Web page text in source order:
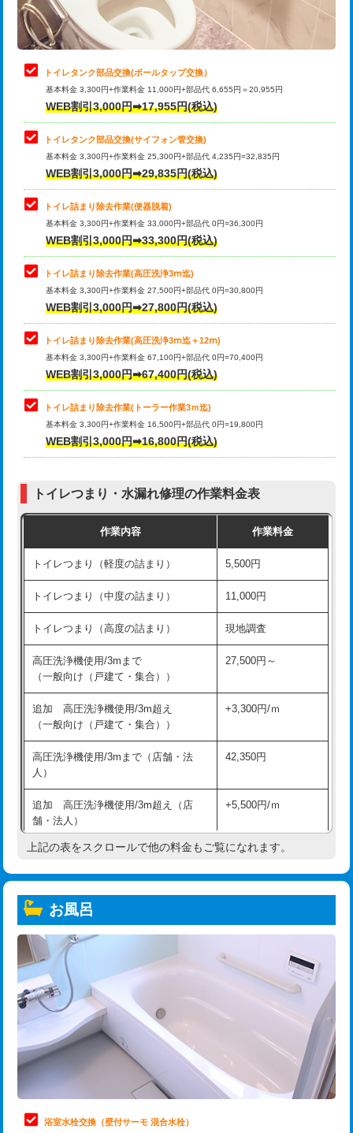
トイレタンク部品交換(ボールタップ交換）
基本料金 3,300円+作業料金 11,000円+部品代 6,655円＝20,955円
WEB割引3,000円➡17,955円(税込)
トイレタンク部品交換(サイフォン管交換)
基本料金 3,300円+作業料金 25,300円+部品代 4,235円=32,835円
WEB割引3,000円➡29,835円(税込)
トイレ詰まり除去作業(便器脱着)
基本料金 3,300円+作業料金 33,000円+部品代 0円=36,300円
WEB割引3,000円➡33,300円(税込)
トイレ詰まり除去作業(高圧洗浄3ⅿ迄)
基本料金 3,300円+作業料金 27,500円+部品代 0円=30,800円
WEB割引3,000円➡27,800円(税込)
トイレ詰まり除去作業(高圧洗浄3ⅿ迄＋12ⅿ)
基本料金 3,300円+作業料金 67,100円+部品代 0円=70,400円
WEB割引3,000円➡67,400円(税込)
トイレ詰まり除去作業(トーラー作業3ｍ迄)
基本料金 3,300円+作業料金 16,500円+部品代 0円=19,800円
WEB割引3,000円➡16,800円(税込)
トイレつまり・水漏れ修理の作業料金表
作業内容 作業料金
トイレつまり（軽度の詰まり） 5,500円
トイレつまり（中度の詰まり） 11,000円
トイレつまり（高度の詰まり） 現地調査
高圧洗浄機使用/3mまで
（一般向け（戸建て・集合））
27,500円～
追加 高圧洗浄機使用/3m超え
（一般向け（戸建て・集合））
+3,300円/ｍ
高圧洗浄機使用/3mまで（店舗・法
人）
42,350円
追加 高圧洗浄機使用/3m超え（店
舗・法人）
+5,500円/ｍ
高度高圧洗浄換 現地調査
トーラー機使用/3mまで
追加トーラー機使用/3m超え
カメラ調査 33,000円
桝清掃 8,800円
止水・漏水調査・防水処理・清掃・修
理・調整・分解・加工など（軽作業）
止水・漏水調査・防水処理・清掃・修
理・調整・分解・加工など（中作業）
22,000円
上記の表をスクロールで他の料金もご覧になれます。
お風呂
浴室水栓交換（壁付サーモ 混合水栓）